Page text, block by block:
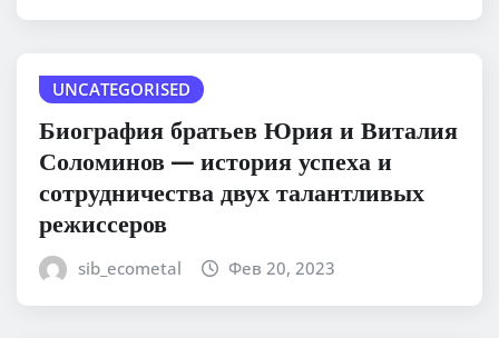
UNCATEGORISED
Биография братьев Юрия и Виталия
Соломинов — история успеха и
сотрудничества двух талантливых
режиссеров
sib_ecometal Фев 20, 2023